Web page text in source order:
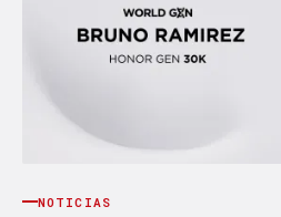
NOTICIAS